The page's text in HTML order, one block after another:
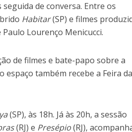
de conversa. Entre os
Habitar(SP) e filmes
Lourenço Menicucci.
de filmes e bate-papo sobre a
espaço também recebe a Feira da
(SP), às 18h. Já às 20h, a sessão
(RJ) e Presépio(RJ),